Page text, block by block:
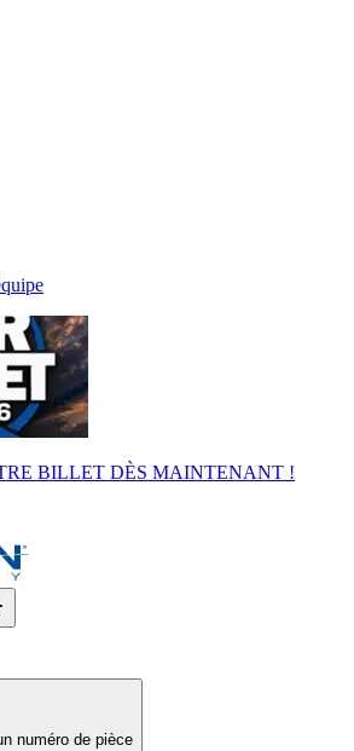
BILLET DÈS MAINTENANT !
numéro de pièce